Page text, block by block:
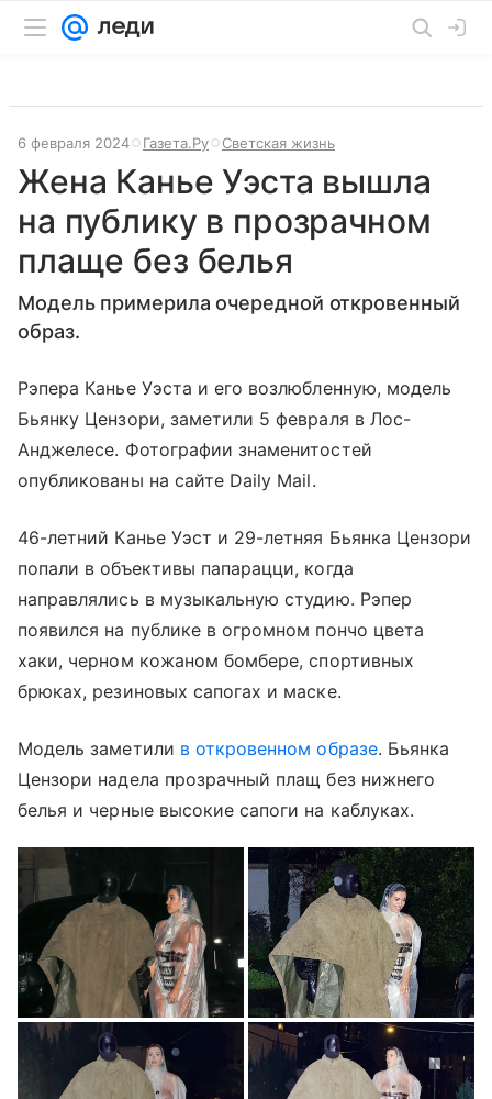
6 февраля 2024 Газета.Ру Светская жизнь
Жена Канье Уэста вышла
на публику в прозрачном
плаще без белья
Модель примерила очередной откровенный
образ.
Рэпера Канье Уэста и его возлюбленную, модель
Бьянку Цензори, заметили 5 февраля в Лос-
Анджелесе. Фотографии знаменитостей
опубликованы на сайте Daily Mail.
46-летний Канье Уэст и 29-летняя Бьянка Цензори
попали в объективы папарацци, когда
направлялись в музыкальную студию. Рэпер
появился на публике в огромном пончо цвета
хаки, черном кожаном бомбере, спортивных
брюках, резиновых сапогах и маске.
Модель заметили в откровенном образе. Бьянка
Цензори надела прозрачный плащ без нижнего
белья и черные высокие сапоги на каблуках.